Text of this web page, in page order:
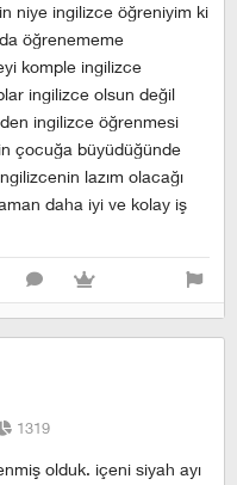
niye ingilizce öğreniyim ki
öğrenememe
komple ingilizce
ingilizce olsun değil
ingilizce öğrenmesi
çocuğa büyüdüğünde
lazım olacağı
daha iyi ve kolay iş
1319
olduk. içeni siyah ayı